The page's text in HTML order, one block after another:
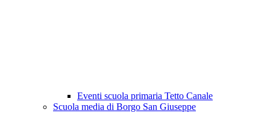
Eventi scuola primaria Tetto Canale
Scuola media di Borgo San Giuseppe